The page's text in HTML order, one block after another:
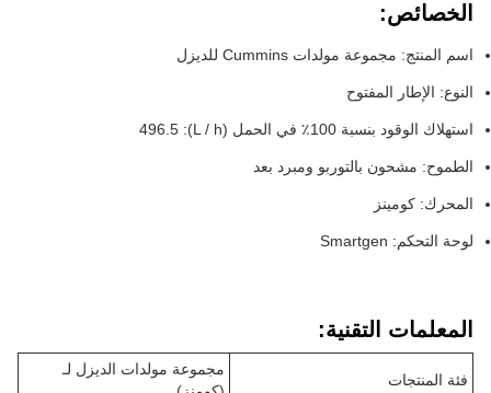
الخصائص:
اسم المنتج: مجموعة مولدات Cummins للديزل
النوع: الإطار المفتوح
استهلاك الوقود بنسبة 100٪ في الحمل (L / h): 496.5
الطموح: مشحون بالتوربو ومبرد بعد
المحرك: كومينز
لوحة التحكم: Smartgen
المعلمات التقنية:
فئة المنتجات
مجموعة مولدات الديزل لـ